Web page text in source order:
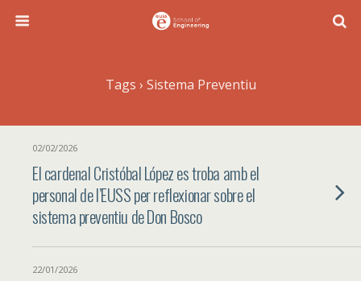
Tags › Sistema Preventiu
02/02/2026
El cardenal Cristóbal López es troba amb el
personal de l’EUSS per reflexionar sobre el
sistema preventiu de Don Bosco
22/01/2026